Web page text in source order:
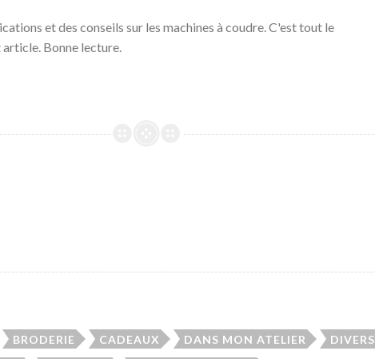
et des conseils sur les machines à coudre. C'est tout le
Bonne lecture.
BRODERIE CADEAUX DANS MON ATELIER DIVERS